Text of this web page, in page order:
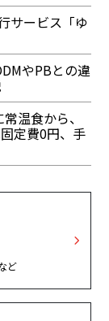
サービス「ゆ
やPBとの違
温食から、
定費0円、手
ど